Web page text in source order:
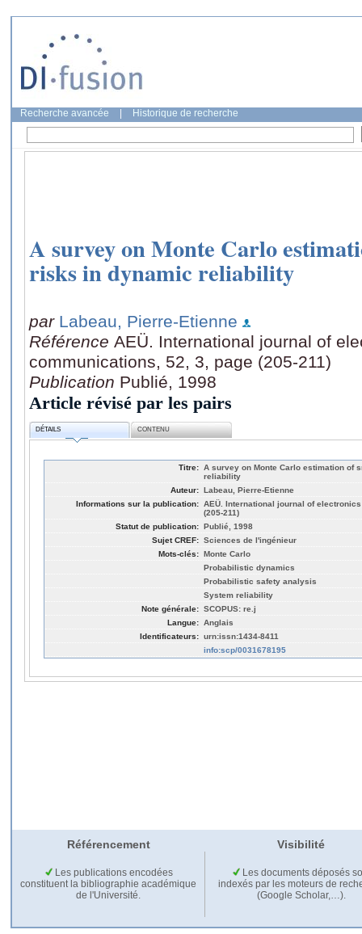
Recherche avancée Historique de recherche
A survey on Monte Carlo
risks in dynamic reliability
par Labeau, Pierre-Etienne
Référence AEÜ. International journal of
communications, 52, 3, page (205-211)
Publication Publié, 1998
Article révisé par les pairs
DÉTAILS CONTENU
Titre: A survey on Monte Carlo estimation of
reliability
Auteur: Labeau, Pierre-Etienne
Informations sur la publication: AEÜ. International journal of
(205-211)
Statut de publication: Publié, 1998
Sujet CREF: Sciences de l'ingénieur
Mots-clés: Monte Carlo
Probabilistic dynamics
Probabilistic safety analysis
System reliability
Note générale: SCOPUS: re.j
Langue: Anglais
Identificateurs: urn:issn:1434-8411
info:scp/0031678195
Référencement Visibilité
Les publications encodées
constituent la bibliographie académique
de l'Université.
Les documents déposés
indexés par les moteurs de
(Google Scholar,…).